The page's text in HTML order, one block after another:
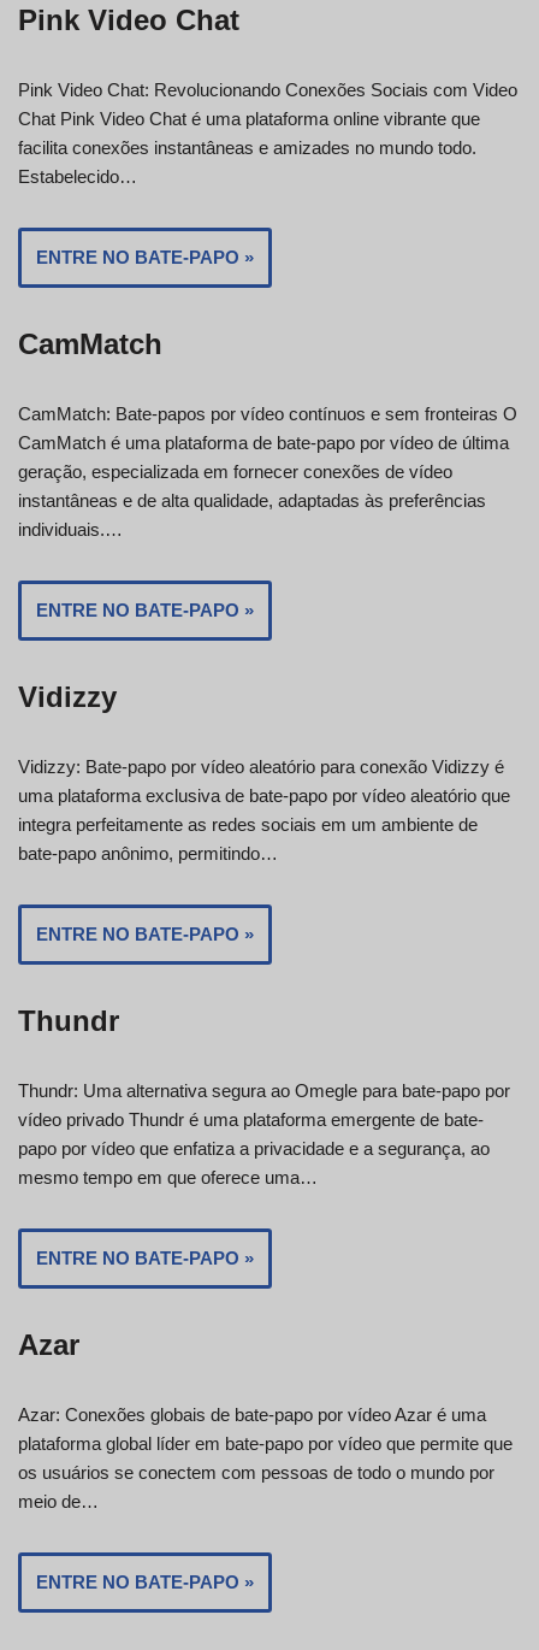
Pink Video Chat
Pink Video Chat: Revolucionando Conexões Sociais com Video
Chat Pink Video Chat é uma plataforma online vibrante que
facilita conexões instantâneas e amizades no mundo todo.
Estabelecido…
ENTRE NO BATE-PAPO »
CamMatch
CamMatch: Bate-papos por vídeo contínuos e sem fronteiras O
CamMatch é uma plataforma de bate-papo por vídeo de última
geração, especializada em fornecer conexões de vídeo
instantâneas e de alta qualidade, adaptadas às preferências
individuais.…
ENTRE NO BATE-PAPO »
Vidizzy
Vidizzy: Bate-papo por vídeo aleatório para conexão Vidizzy é
uma plataforma exclusiva de bate-papo por vídeo aleatório que
integra perfeitamente as redes sociais em um ambiente de
bate-papo anônimo, permitindo…
ENTRE NO BATE-PAPO »
Thundr
Thundr: Uma alternativa segura ao Omegle para bate-papo por
vídeo privado Thundr é uma plataforma emergente de bate-
papo por vídeo que enfatiza a privacidade e a segurança, ao
mesmo tempo em que oferece uma…
ENTRE NO BATE-PAPO »
Azar
Azar: Conexões globais de bate-papo por vídeo Azar é uma
plataforma global líder em bate-papo por vídeo que permite que
os usuários se conectem com pessoas de todo o mundo por
meio de…
ENTRE NO BATE-PAPO »